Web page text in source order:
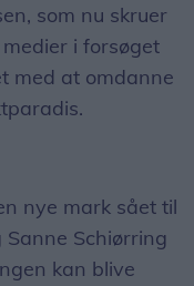
som nu skruer
i forsøget
med at omdanne
nye mark sået til
Schiørring
kan blive